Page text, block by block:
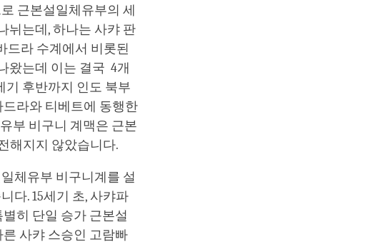
근본설일체유부의 세
뉘는데, 하나는 사캬 판
드라 수계에서 비롯된
왔는데 이는 결국 4개
기 후반까지 인도 북부
라와 티베트에 동행한
부 비구니 계맥은 근본
해지지 않았습니다.
체유부 비구니계를 설
다. 15세기 초, 사캬파
히 단일 승가 근본설
사캬 스승인 고람빠